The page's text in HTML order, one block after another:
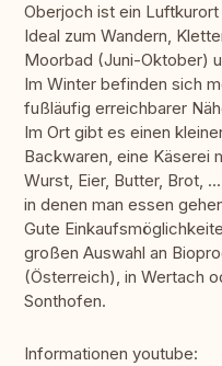
Oberjoch ist ein
Ideal zum Wandern,
Moorbad (Juni-Oktober)
Im Winter befinden sich
fußläufig erreichbarer
Im Ort gibt es einen
Backwaren, eine Käserei
Wurst, Eier, Butter, Brot,
in denen man essen
Gute
großen Auswahl an
(Österreich), in Wertach
Sonthofen.
Informationen youtube: